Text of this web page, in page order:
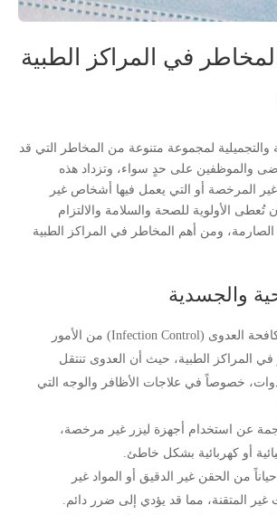
في المراكز الطبية
والتجميلية لمجموعة متنوعة من المخاطر التي قد
والموظفين على حدٍ سواء، وتزداد هذه
المرخصة أو التي يعمل فيها أشخاص غير
الأولوية للصحة والسلامة والالتزام
الصارمة، ومن أهم المخاطر في المراكز الطبية
والجسدية
العدوى والالتهابات: مكافحة العدوى (Infection Control) من الأمور
في المراكز الطبية، حيث أن العدوى تنتقل
خصوصاً في علاجات الأظافر والوجه التي
عن استخدام أجهزة ليزر غير مرخصة،
أو كهربائية بشكل خاطئ.
من الحقن غير الدقيق أو المواد غير
غير المتقنة، مما قد يؤدي إلى ضرر دائم.